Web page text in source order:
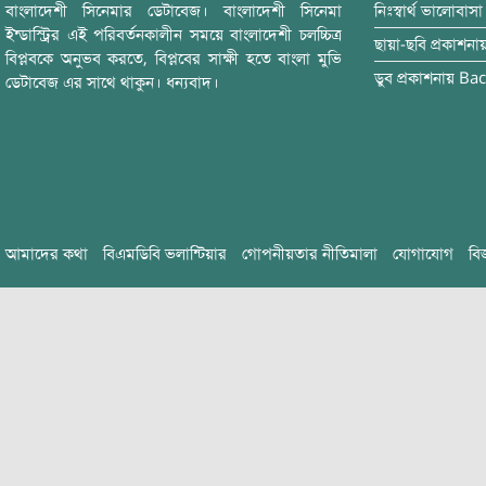
বাংলাদেশী সিনেমার ডেটাবেজ। বাংলাদেশী সিনেমা
ইন্ডাস্ট্রির এই পরিবর্তনকালীন সময়ে বাংলাদেশী চলচ্চিত্র
বিপ্লবকে অনুভব করতে, বিপ্লবের সাক্ষী হতে বাংলা মুভি
ডেটাবেজ এর সাথে থাকুন। ধন্যবাদ।
নিঃস্বার্থ ভালোবাসা
ছায়া-ছবি
ডুব প্রকাশনায়
আমাদের কথা বিএমডিবি ভলান্টিয়ার গোপনীয়তার নীতিমালা যোগাযোগ